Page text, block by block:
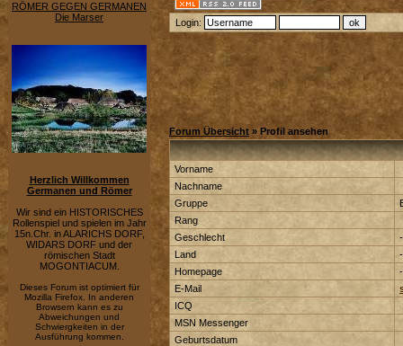
RÖMER GEGEN GERMANEN
Die Marser
Herzlich Willkommen
Germanen und Römer
Wir sind ein HISTORISCHES
Rollenspiel und spielen im Jahr
15n.Chr. in ALARICHS DORF,
WIDARS DORF und der
römischen Stadt
MOGONTIACUM.
Dieses Forum ist optimiert für
Mozilla Firefox. In anderen
Browsern kann es zu
Abweichungen und
Schwiergkeiten in der
Ausführung kommen.
Login:
Forum Übersicht » Profil ansehen
Vorname
Nachname
Gruppe
Rang
Geschlecht
-
Land
-
Homepage
-
E-Mail
ICQ
MSN Messenger
Geburtsdatum